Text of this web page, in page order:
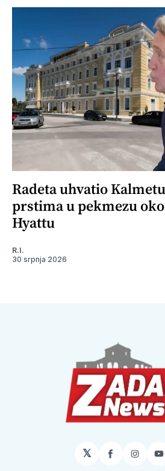
Radeta uhvatio
prstima u pekmezu
Hyattu
R.I.
30 srpnja 2026
𝕏 Facebook